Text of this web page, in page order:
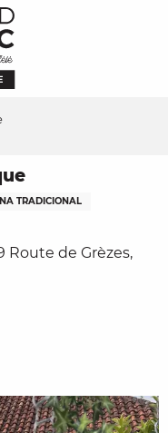
TRADICIONAL
Route de Grèzes,